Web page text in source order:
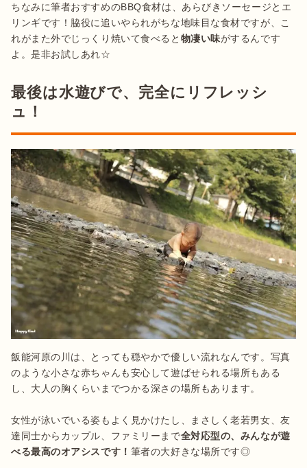
ちなみに筆者おすすめのBBQ食材は、あらびきソーセージとエ
リンギです！脇役に追いやられがちな地味目な食材ですが、こ
れがまた外でじっくり焼いて食べると 物凄い味がするんです
よ。是非お試しあれ☆
最後は水遊びで、完全にリフレッシ
ュ！
飯能河原の川は、とっても穏やかで優しい流れなんです。写真
のような小さな赤ちゃんも安心して遊ばせられる場所もある
し、大人の胸くらいまでつかる深さの場所もあります。
女性が泳いでいる姿もよく見かけたし、まさしく老若男女、友
達同士からカップル、ファミリーまで全対応型の、みんなが遊
べる最高のオアシスです！ 筆者の大好きな場所です◎